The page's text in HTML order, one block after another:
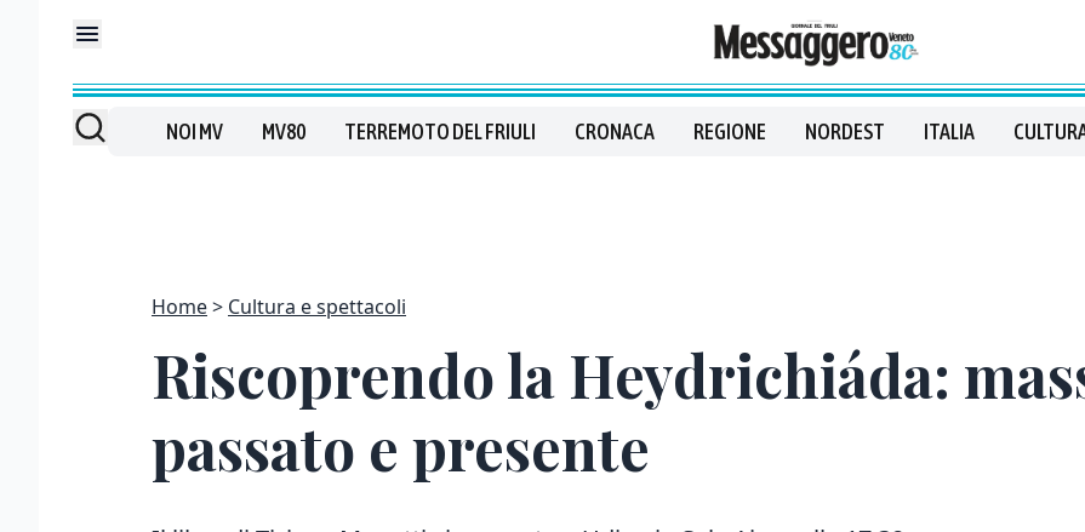
NOI MV MV80 TERREMOTO DEL FRIULI CRONACA REGIONE NORDEST ITALIA
Home Cultura e spettacoli
Riscoprendo la Heydrichiáda:
passato e presente